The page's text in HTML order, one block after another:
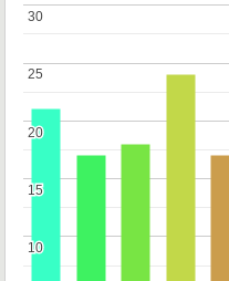
10
10
15
15
20
20
25
25
30
30